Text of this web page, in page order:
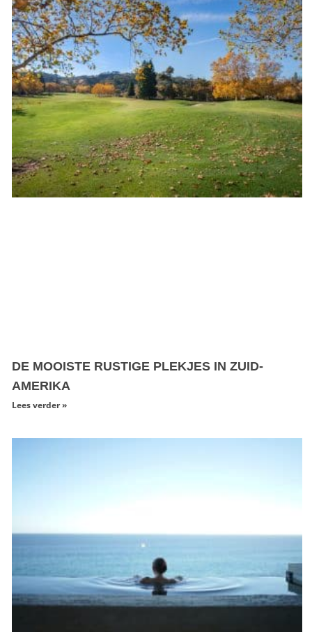
DE MOOISTE RUSTIGE PLEKJES IN ZUID-
AMERIKA
Lees verder »